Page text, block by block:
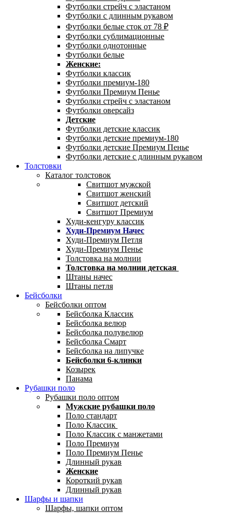
Футболки стрейч с эластаном
Футболки с длинным рукавом
Футболки белые сток от 78 ₽
Футболки сублимационные
Футболки однотонные
Футболки белые
Женские:
Футболки классик
Футболки премиум-180
Футболки Премиум Пенье
Футболки стрейч с эластаном
Футболки оверсайз
Детские
Футболки детские классик
Футболки детские премиум-180
Футболки детские Премиум Пенье
Футболки детские с длинным рукавом
Толстовки
Каталог толстовок
Свитшот мужской
Свитшот женский
Свитшот детский
Свитшот Премиум
Худи-кенгуру классик
Худи-Премиум Начес
Худи-Премиум Петля
Худи-Премиум Пенье
Толстовка на молнии
Толстовка на молнии детская
Штаны начес
Штаны петля
Бейсболки
Бейсболки оптом
Бейсболка Классик
Бейсболка велюр
Бейсболка полувелюр
Бейсболка Смарт
Бейсболка на липучке
Бейсболки 6-клинки
Козырек
Панама
Рубашки поло
Рубашки поло оптом
Мужские рубашки поло
Поло стандарт
Поло Классик
Поло Классик с манжетами
Поло Премиум
Поло Премиум Пенье
Длинный рукав
Женские
Короткий рукав
Длинный рукав
Шарфы и шапки
Шарфы, шапки оптом